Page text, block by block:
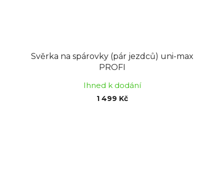
Svěrka na spárovky (pár jezdců) uni-max
PROFI
Ihned k dodání
1 499 Kč